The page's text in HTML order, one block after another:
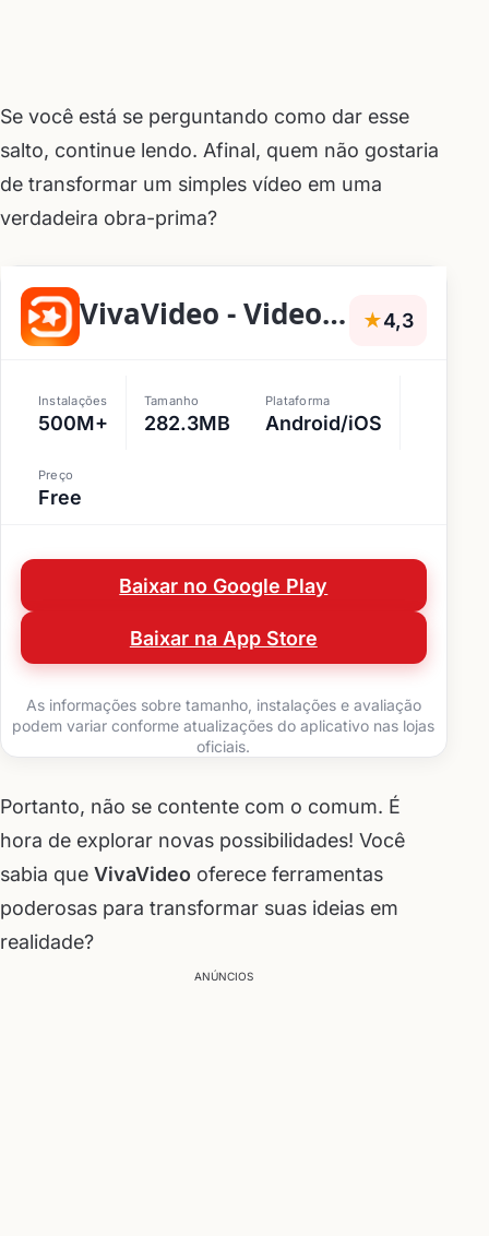
Se você está se perguntando como dar esse
salto, continue lendo. Afinal, quem não gostaria
de transformar um simples vídeo em uma
verdadeira obra-prima?
VivaVideo - Video Cut & Editor ★4,3
Instalações
500M+
Tamanho
282.3MB
Plataforma
Android/iOS
Preço
Free
Baixar no Google Play
Baixar na App Store
As informações sobre tamanho, instalações e avaliação
podem variar conforme atualizações do aplicativo nas lojas
oficiais.
Portanto, não se contente com o comum. É
hora de explorar novas possibilidades! Você
sabia que VivaVideo oferece ferramentas
poderosas para transformar suas ideias em
realidade?
ANÚNCIOS